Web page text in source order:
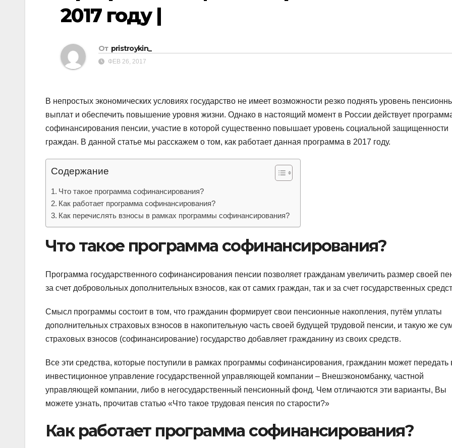
2017 году |
От pristroykin_
ФЕВ 26, 2017
В непростых экономических условиях государство не имеет возможности резко поднять уровень
выплат и обеспечить повышение уровня жизни. Однако в настоящий момент в России действует
софинансирования пенсии, участие в которой существенно повышает уровень социальной защищенности
граждан. В данной статье мы расскажем о том, как работает данная программа в 2017 году.
Содержание
Что такое программа софинансирования?
Как работает программа софинансирования?
Как перечислять взносы в рамках программы софинансирования?
Что такое программа софинансирования?
Программа государственного софинансирования пенсии позволяет гражданам увеличить размер своей
за счет добровольных дополнительных взносов, как от самих граждан, так и за счет государственных
Смысл программы состоит в том, что гражданин формирует свои пенсионные накопления, путём уплаты
дополнительных страховых взносов в накопительную часть своей будущей трудовой пенсии, и такую же
страховых взносов (софинансирование) государство добавляет гражданину из своих средств.
Все эти средства, которые поступили в рамках программы софинансирования, гражданин может передать
инвестиционное управление государственной управляющей компании – Внешэкономбанку, частной
управляющей компании, либо в негосударственный пенсионный фонд. Чем отличаются эти варианты, Вы
можете узнать, прочитав статью «Что такое трудовая пенсия по старости?»
Как работает программа софинансирования?